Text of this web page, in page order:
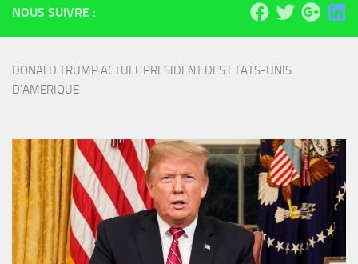
NOUS SUIVRE :
DONALD TRUMP ACTUEL PRESIDENT DES ETATS-UNIS
D'AMERIQUE